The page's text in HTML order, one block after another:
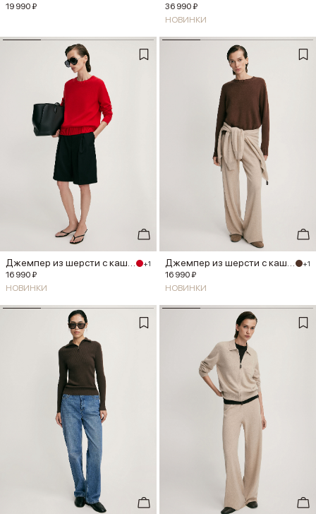
19 990 ₽
36 990 ₽
НОВИНКИ
+1
16 990 ₽
НОВИНКИ
+1
16 990 ₽
НОВИНКИ